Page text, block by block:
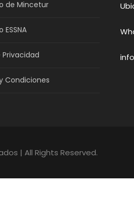
de Mincetur
Condiciones
| All Rights Reserved.